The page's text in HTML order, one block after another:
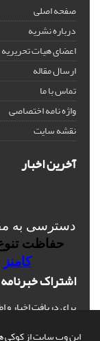
این وب سایت از کوکی
صفحه اصلی
درباره نشریه
اعضای هیات تحریریه
ارسال مقاله
تماس با ما
واژه نامه اختصاصی
نقشه سایت
آخرین اخبار
دسترسی به
حفاظت
کامنز
اشتراک خبرنامه
برای دریافت اخبار